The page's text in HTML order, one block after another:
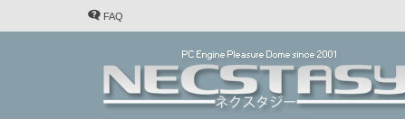
FAQ